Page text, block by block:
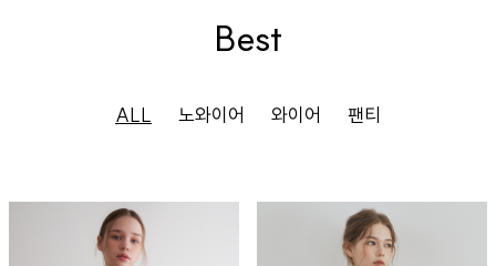
Best
ALL 노와이어 와이어 팬티